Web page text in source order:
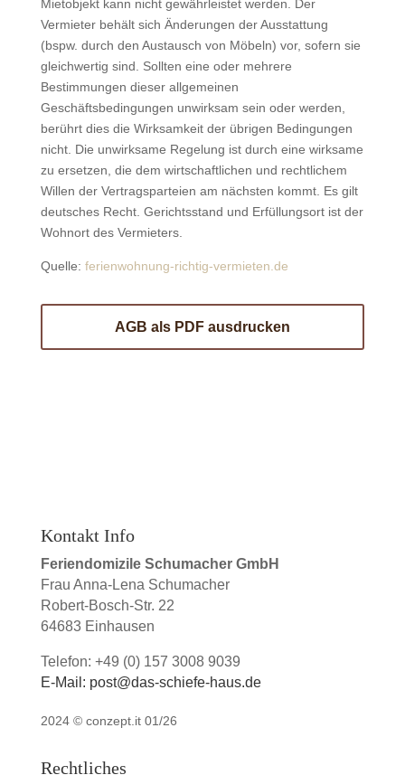
Mietobjekt kann nicht gewährleistet werden. Der
Vermieter behält sich Änderungen der Ausstattung
(bspw. durch den Austausch von Möbeln) vor, sofern sie
gleichwertig sind. Sollten eine oder mehrere
Bestimmungen dieser allgemeinen
Geschäftsbedingungen unwirksam sein oder werden,
berührt dies die Wirksamkeit der übrigen Bedingungen
nicht. Die unwirksame Regelung ist durch eine wirksame
zu ersetzen, die dem wirtschaftlichen und rechtlichem
Willen der Vertragsparteien am nächsten kommt. Es gilt
deutsches Recht. Gerichtsstand und Erfüllungsort ist der
Wohnort des Vermieters.
Quelle: ferienwohnung-richtig-vermieten.de
AGB als PDF ausdrucken
Kontakt Info
Feriendomizile Schumacher GmbH
Frau Anna-Lena Schumacher
Robert-Bosch-Str. 22
64683 Einhausen
Telefon: +49 (0) 157 3008 9039
E-Mail: post@das-schiefe-haus.de
2024 © conzept.it 01/26
Rechtliches